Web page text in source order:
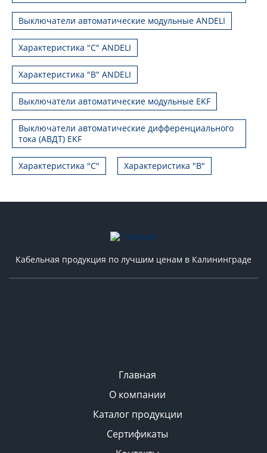
Выключатели автоматические модульные ANDELI
Характеристика "C" ANDELI
Характеристика "B" ANDELI
Выключатели автоматические модульные EKF
Выключатели автоматические дифференциального
тока (АВДТ) EKF
Характеристика "С" Характеристика "B"
Кабельная продукция по лучшим ценам в Калининграде
Главная
О компании
Каталог продукции
Сертификаты